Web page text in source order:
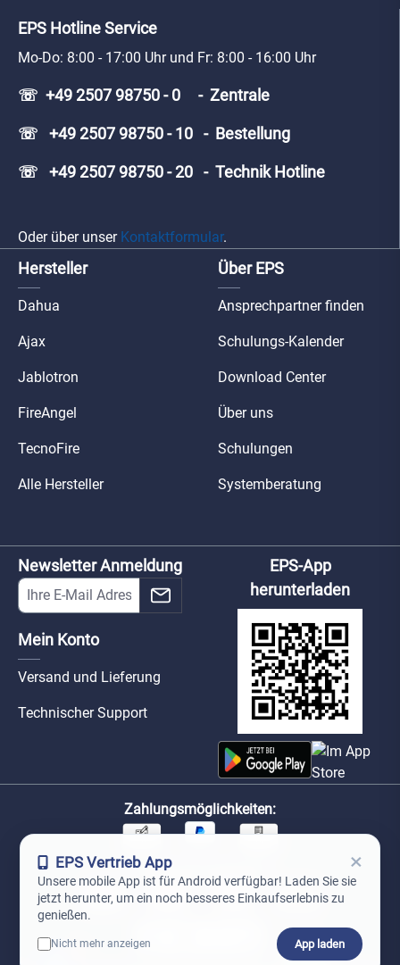
EPS Hotline Service
Mo-Do: 8:00 - 17:00 Uhr und Fr: 8:00 - 16:00 Uhr
☏ +49 2507 98750 - 0 - Zentrale
☏ +49 2507 98750 - 10 - Bestellung
☏ +49 2507 98750 - 20 - Technik Hotline
Oder über unser Kontaktformular.
Hersteller
Dahua
Ajax
Jablotron
FireAngel
TecnoFire
Alle Hersteller
Über EPS
Ansprechpartner finden
Schulungs-Kalender
Download Center
Über uns
Schulungen
Systemberatung
Newsletter Anmeldung
Mein Konto
Versand und Lieferung
Technischer Support
EPS-App
herunterladen
Zahlungsmöglichkeiten:
Unsere Versandpartner:
EPS Vertrieb App ×
Unsere mobile App ist für Android verfügbar! Laden Sie sie
jetzt herunter, um ein noch besseres Einkaufserlebnis zu
genießen.
Nicht mehr anzeigen App laden